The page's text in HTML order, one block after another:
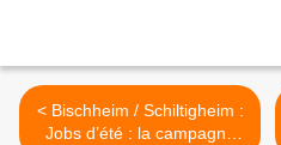
< Bischheim / Schiltigheim :
Jobs d’été : la campagne